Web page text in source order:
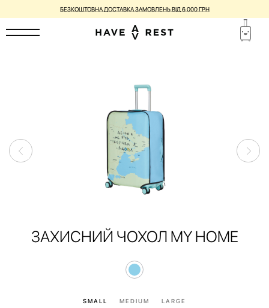
БЕЗКОШТОВНА ДОСТАВКА ЗАМОВЛЕНЬ ВІД 6 000 ГРН
ЗАХИСНИЙ ЧОХОЛ MY HOME
SMALL MEDIUM LARGE